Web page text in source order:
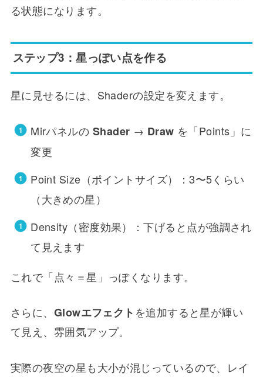
る状態になります。
ステップ3：星っぽい点を作る
星に見せるには、Shaderの設定を変えます。
Mirパネルの Shader → Draw を「Points」に
変更
Point Size（ポイントサイズ）：3〜5くらい
（大きめの星）
Density（密度効果）：下げると点が強調され
て見えます
これで「点々＝星」っぽくなります。
さらに、 Glowエフェクト を追加すると星が輝い
て見え、雰囲気アップ。
実際の夜空の星も大小が混じっているので、レイ